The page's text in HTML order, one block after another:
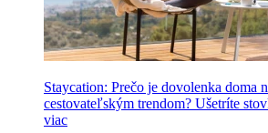
Staycation: Prečo je dovolenka doma
cestovateľským trendom? Ušetríte
viac